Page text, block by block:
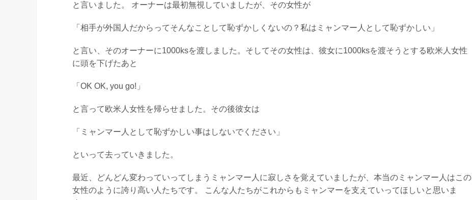
と言いました。 オーナーは最初無視していましたが、その女性が
「相手が外国人だからってそんなことして恥ずかしくないの？私はミャンマー人として恥ずかしい」
と言い、そのオーナーに1000ksを渡しました。そしてその女性は、彼女に1000ksを渡そうとする欧米人女性
に頭を下げたあと
「OK OK, you go!」
と言って欧米人女性を帰らせました。その後彼女は
「ミャンマー人として恥ずかしい事はしないでください」
といって去っていきました。
最近、どんどん変わっていってしまうミャンマー人に寂しさを覚えていましたが、本当のミャンマー人はこの
女性のように誇り高い人たちです。 こんな人たちがこれからもミャンマーを支えていってほしいと思いま